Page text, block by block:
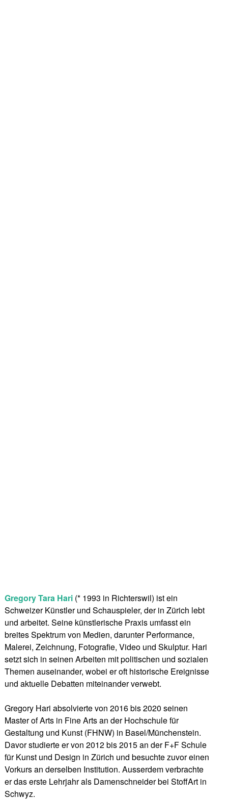
Gregory Tara Hari (* 1993 in Richterswil) ist ein
Schweizer Künstler und Schauspieler, der in Zürich lebt
und arbeitet. Seine künstlerische Praxis umfasst ein
breites Spektrum von Medien, darunter Performance,
Malerei, Zeichnung, Fotografie, Video und Skulptur. Hari
setzt sich in seinen Arbeiten mit politischen und sozialen
Themen auseinander, wobei er oft historische Ereignisse
und aktuelle Debatten miteinander verwebt.
Gregory Hari absolvierte von 2016 bis 2020 seinen
Master of Arts in Fine Arts an der Hochschule für
Gestaltung und Kunst (FHNW) in Basel/Münchenstein.
Davor studierte er von 2012 bis 2015 an der F+F Schule
für Kunst und Design in Zürich und besuchte zuvor einen
Vorkurs an derselben Institution. Ausserdem verbrachte
er das erste Lehrjahr als Damenschneider bei StoffArt in
Schwyz.